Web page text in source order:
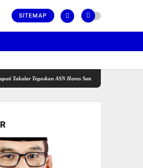
SITEMAP
Tegaskan ASN Harus Satu Barisan dan Fokus Dalam